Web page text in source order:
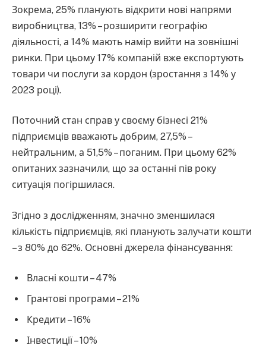
Зокрема, 25% планують відкрити нові напрями
виробництва, 13% – розширити географію
діяльності, а 14% мають намір вийти на зовнішні
ринки. При цьому 17% компаній вже експортують
товари чи послуги за кордон (зростання з 14% у
2023 році).
Поточний стан справ у своєму бізнесі 21%
підприємців вважають добрим, 27,5% –
нейтральним, а 51,5% – поганим. При цьому 62%
опитаних зазначили, що за останні пів року
ситуація погіршилася.
Згідно з дослідженням, значно зменшилася
кількість підприємців, які планують залучати кошти
– з 80% до 62%. Основні джерела фінансування:
Власні кошти – 47%
Грантові програми – 21%
Кредити – 16%
Інвестиції – 10%